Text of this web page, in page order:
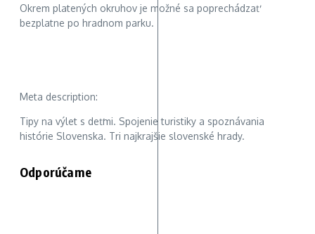
Okrem platených okruhov je možné sa poprechádzať
bezplatne po hradnom parku.
Meta description:
Tipy na výlet s deťmi. Spojenie turistiky a spoznávania
histórie Slovenska. Tri najkrajšie slovenské hrady.
Odporúčame